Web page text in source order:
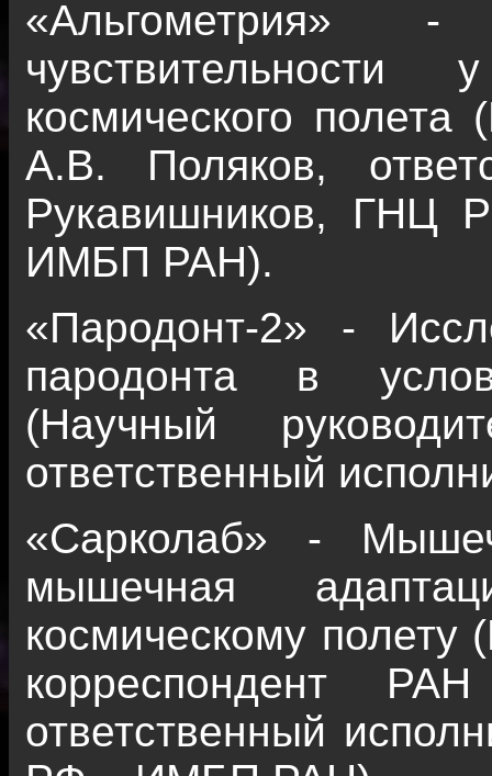
«Альгометрия» -
космического
А.В. Поляков,
Рукавишников,
ИМБП РАН).
«Пародонт-2» -
пародонта в
(Научный
ответственный
«Сарколаб» -
мышечная
космическому полету
корреспондент
ответственный